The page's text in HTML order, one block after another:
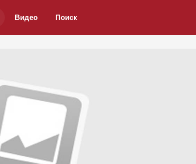
Видео Поиск